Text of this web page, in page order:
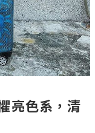
亮色系，清